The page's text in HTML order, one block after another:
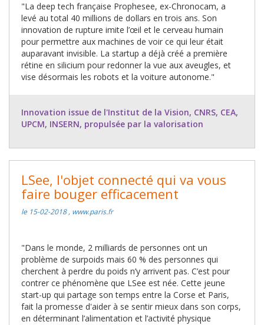
"La deep tech française Prophesee, ex-Chronocam, a
levé au total 40 millions de dollars en trois ans. Son
innovation de rupture imite l’œil et le cerveau humain
pour permettre aux machines de voir ce qui leur était
auparavant invisible. La startup a déjà créé a première
rétine en silicium pour redonner la vue aux aveugles, et
vise désormais les robots et la voiture autonome."
Innovation issue de l'Institut de la Vision, CNRS, CEA,
UPCM, INSERN, propulsée par la valorisation
LSee, l'objet connecté qui va vous
faire bouger efficacement
le 15-02-2018 , www.paris.fr
"Dans le monde, 2 milliards de personnes ont un
problème de surpoids mais 60 % des personnes qui
cherchent à perdre du poids n’y arrivent pas. C’est pour
contrer ce phénomène que LSee est née. Cette jeune
start-up qui partage son temps entre la Corse et Paris,
fait la promesse d'aider à se sentir mieux dans son corps,
en déterminant l’alimentation et l’activité physique